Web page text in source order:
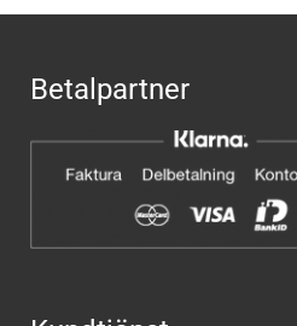
Betalpartner